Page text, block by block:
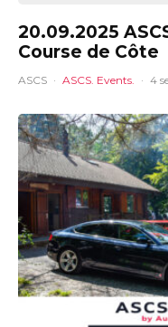
20.09.2025
Course de Côte
ASCS · ASCS. Events. · 4